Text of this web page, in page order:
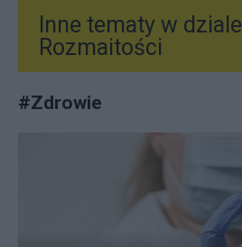
Inne tematy w dziale
Rozmaitości
#Zdrowie